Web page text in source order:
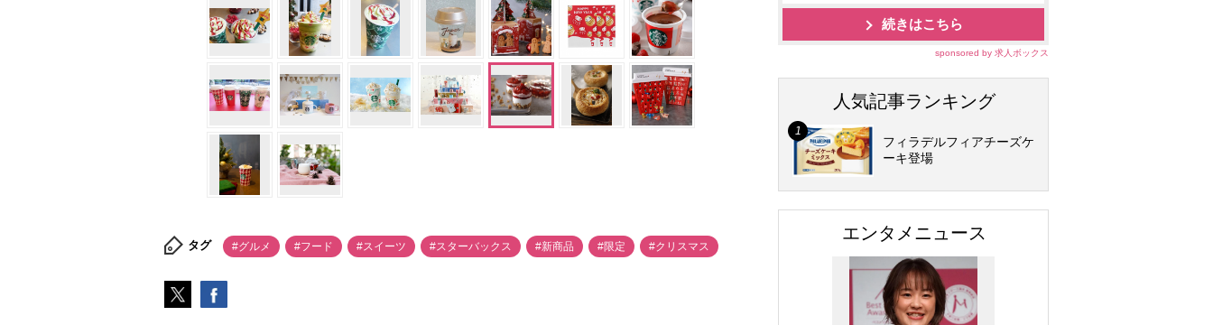
タグ #グルメ #フード #スイーツ #スターバックス #新商品 #限定 #クリスマス
続きはこちら
sponsored by 求人ボックス
人気記事ランキング
フィラデルフィアチーズケ
ーキ登場
エンタメニュース